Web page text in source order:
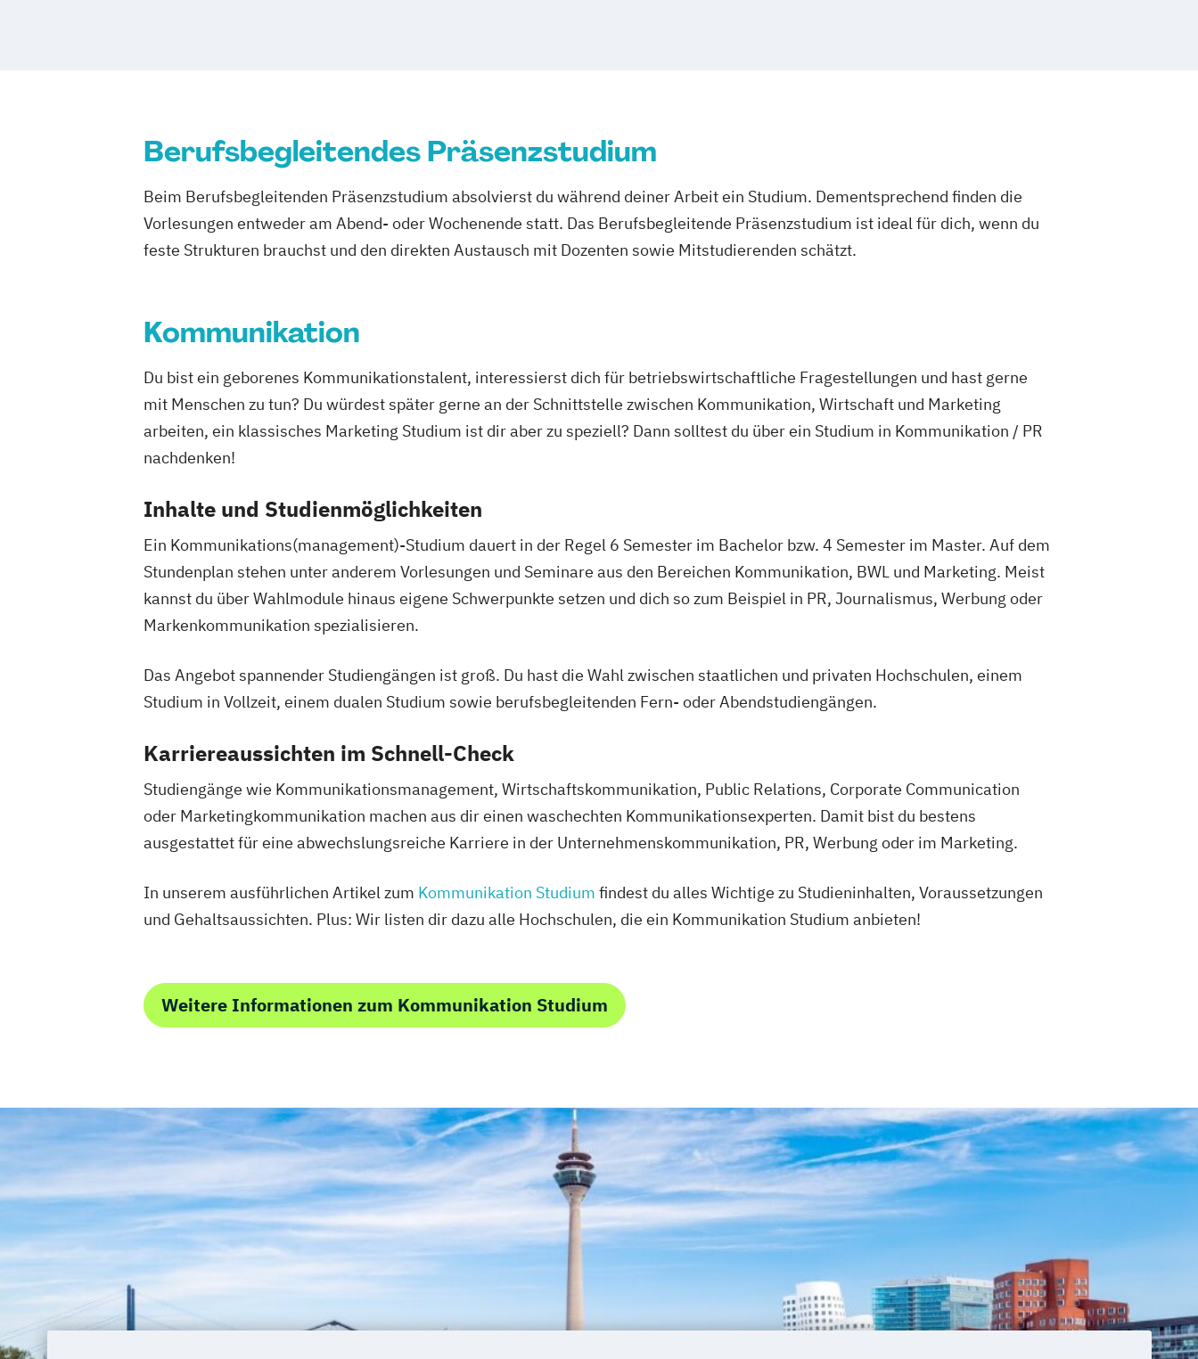
Berufsbegleitendes Präsenzstudium
Beim Berufsbegleitenden Präsenzstudium absolvierst du während deiner Arbeit ein Studium. Dementsprechend finden die
Vorlesungen entweder am Abend- oder Wochenende statt. Das Berufsbegleitende Präsenzstudium ist ideal für dich, wenn du
feste Strukturen brauchst und den direkten Austausch mit Dozenten sowie Mitstudierenden schätzt.
Kommunikation
Du bist ein geborenes Kommunikationstalent, interessierst dich für betriebswirtschaftliche Fragestellungen und hast gerne
mit Menschen zu tun? Du würdest später gerne an der Schnittstelle zwischen Kommunikation, Wirtschaft und Marketing
arbeiten, ein klassisches Marketing Studium ist dir aber zu speziell? Dann solltest du über ein Studium in Kommunikation / PR
nachdenken!
Inhalte und Studienmöglichkeiten
Ein Kommunikations(management)-Studium dauert in der Regel 6 Semester im Bachelor bzw. 4 Semester im Master. Auf dem
Stundenplan stehen unter anderem Vorlesungen und Seminare aus den Bereichen Kommunikation, BWL und Marketing. Meist
kannst du über Wahlmodule hinaus eigene Schwerpunkte setzen und dich so zum Beispiel in PR, Journalismus, Werbung oder
Markenkommunikation spezialisieren.
Das Angebot spannender Studiengängen ist groß. Du hast die Wahl zwischen staatlichen und privaten Hochschulen, einem
Studium in Vollzeit, einem dualen Studium sowie berufsbegleitenden Fern- oder Abendstudiengängen.
Karriereaussichten im Schnell-Check
Studiengänge wie Kommunikationsmanagement, Wirtschaftskommunikation, Public Relations, Corporate Communication
oder Marketingkommunikation machen aus dir einen waschechten Kommunikationsexperten. Damit bist du bestens
ausgestattet für eine abwechslungsreiche Karriere in der Unternehmenskommunikation, PR, Werbung oder im Marketing.
In unserem ausführlichen Artikel zum Kommunikation Studium findest du alles Wichtige zu Studieninhalten, Voraussetzungen
und Gehaltsaussichten. Plus: Wir listen dir dazu alle Hochschulen, die ein Kommunikation Studium anbieten!
Weitere Informationen zum Kommunikation Studium